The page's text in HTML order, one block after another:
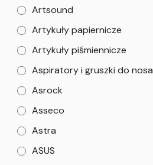
Artsound
Artykuły papiernicze
Artykuły piśmiennicze
Aspiratory i gruszki do nosa
Asrock
Asseco
Astra
ASUS